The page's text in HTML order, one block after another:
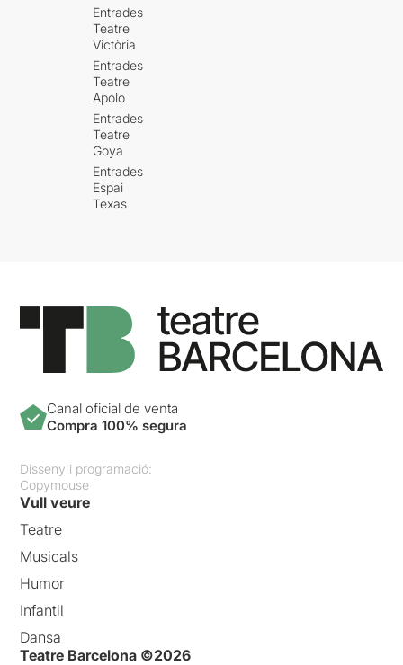
Entrades
Teatre
Victòria
Entrades
Teatre
Apolo
Entrades
Teatre
Goya
Entrades
Espai
Texas
Canal oficial de venta
Compra 100% segura
Disseny i programació:
Copymouse
Vull veure
Teatre
Musicals
Humor
Infantil
Dansa
Teatre Barcelona ©2026